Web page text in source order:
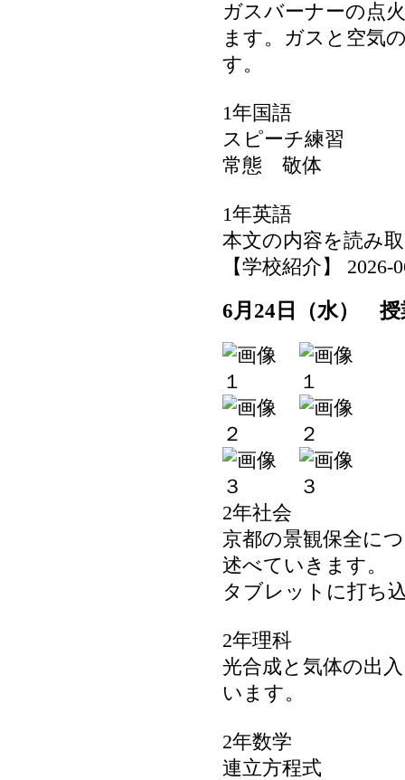
ガスバーナーの点
ます。ガスと空気
す。
1年国語
スピーチ練習
常態 敬体
1年英語
本文の内容を読み
【学校紹介】 2026-
6月24日（水） 授
2年社会
京都の景観保全に
述べていきます。
タブレットに打ち
2年理科
光合成と気体の出
います。
2年数学
連立方程式